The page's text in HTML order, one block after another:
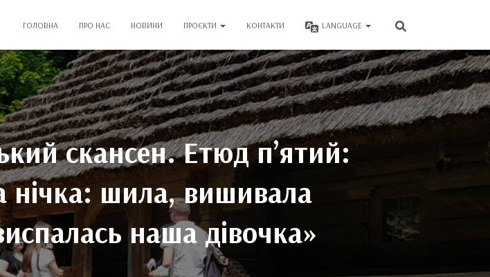
ГОЛОВНА ПРО НАС НОВИНИ ПРОЄКТИ КОНТАКТИ LANGUAGE
скансен. Етюд п’ятий:
нічка: шила, вишивала
наша дівочка»